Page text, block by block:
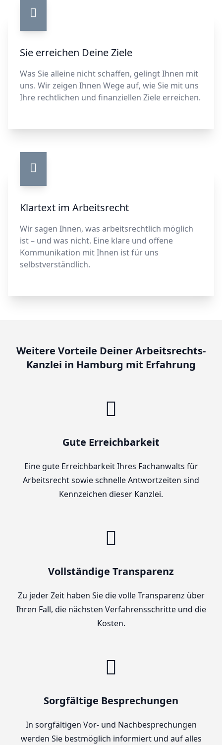
Sie erreichen Deine Ziele
Was Sie alleine nicht schaffen, gelingt Ihnen mit
uns. Wir zeigen Ihnen Wege auf, wie Sie mit uns
Ihre rechtlichen und finanziellen Ziele erreichen.
Klartext im Arbeitsrecht
Wir sagen Ihnen, was arbeitsrechtlich möglich
ist – und was nicht. Eine klare und offene
Kommunikation mit Ihnen ist für uns
selbstverständlich.
Weitere Vorteile Deiner Arbeitsrechts-
Kanzlei in Hamburg mit Erfahrung
Gute Erreichbarkeit
Eine gute Erreichbarkeit Ihres Fachanwalts für
Arbeitsrecht sowie schnelle Antwortzeiten sind
Kennzeichen dieser Kanzlei.
Vollständige Transparenz
Zu jeder Zeit haben Sie die volle Transparenz über
Ihren Fall, die nächsten Verfahrensschritte und die
Kosten.
Sorgfältige Besprechungen
In sorgfältigen Vor- und Nachbesprechungen
werden Sie bestmöglich informiert und auf alles